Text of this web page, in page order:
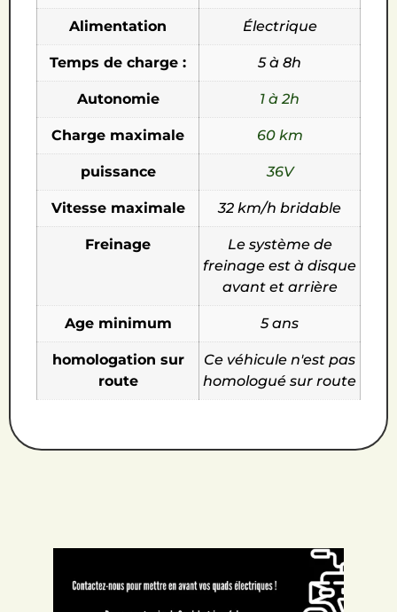
Alimentation Électrique
Temps de charge : 5 à 8h
Autonomie 1 à 2h
Charge maximale 60 km
puissance 36V
Vitesse maximale 32 km/h bridable
Freinage
Le système de
freinage est à disque
avant et arrière
Age minimum 5 ans
homologation sur
route
Ce véhicule n'est pas
homologué sur route